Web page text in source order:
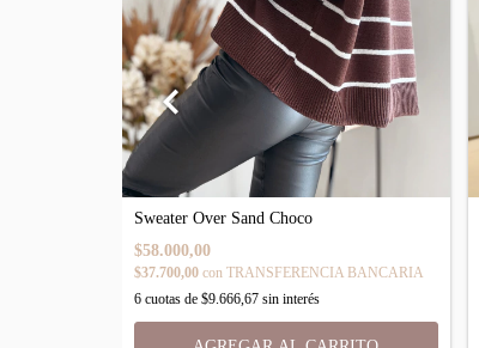
Sweater Over Sand Choco
$58.000,00
$37.700,00 con TRANSFERENCIA BANCARIA
6 cuotas de $9.666,67 sin interés